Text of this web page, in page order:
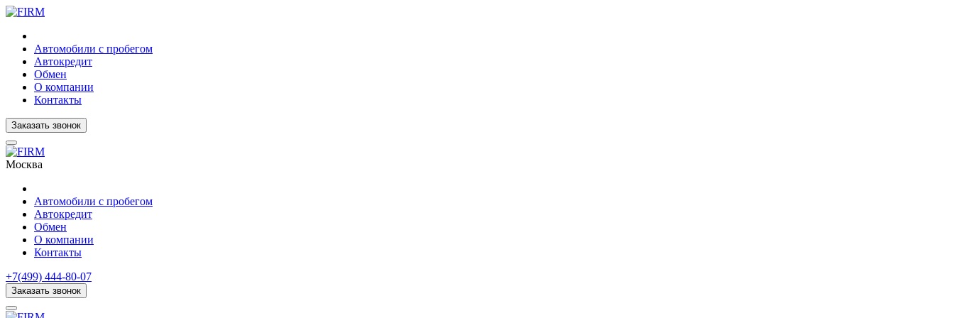
Автомобили с пробегом
Автокредит
Обмен
О компании
Контакты
Заказать звонок
Москва
Автомобили с пробегом
Автокредит
Обмен
О компании
Контакты
+7(499) 444-80-07
Заказать звонок